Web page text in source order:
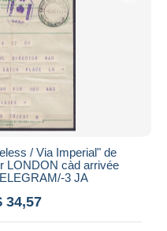
/ Via Imperial" de
LONDON càd arrivée
3 JA
34,57